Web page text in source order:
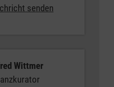
senden
Wittmer